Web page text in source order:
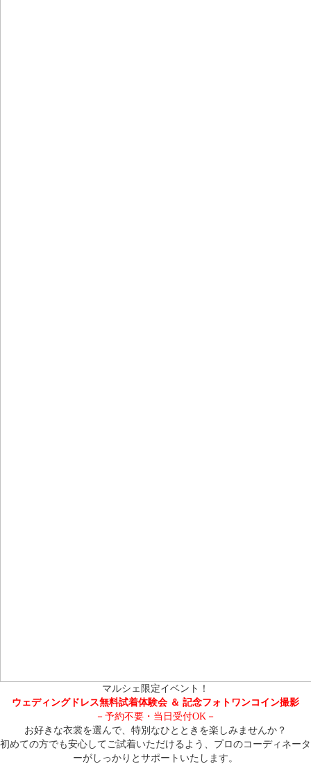
マルシェ限定イベント！
ウェディングドレス無料試着体験会 ＆ 記念フォトワンコイン撮影
－予約不要・当日受付OK－
お好きな衣裳を選んで、特別なひとときを楽しみませんか？
初めての方でも安心してご試着いただけるよう、プロのコーディネータ
ーがしっかりとサポートいたします。